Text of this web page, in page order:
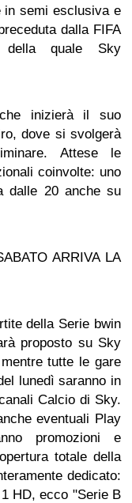
in semi esclusiva e
dalla FIFA
della quale Sky
inizierà il suo
dove si svolgerà
Attese le
coinvolte: uno
dalle 20 anche su
ARRIVA LA
della Serie bwin
proposto su Sky
tutte le gare
lunedì saranno in
Calcio di Sky.
eventuali Play
promozioni e
totale della
dedicato:
HD, ecco "Serie B